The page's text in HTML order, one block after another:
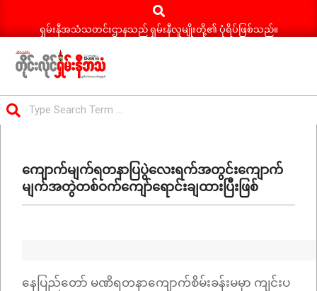
Search
ရှမ်းနီအသံသတင်းဌာနသည် ရှမ်းနီလူမျိုးတို့၏ ပုံရိပ်ဖြစ်သည်။
ရှမ်း
နီ
သတင်း
Menuကျောက်မျက်ရတနာပြပွဲလေးရက်အတွင်းကျောက်
မျက်အတွဲတစ်ဝက်ကျော်ရောင်းချထားပြီးဖြစ်
နေပြည်တော် မဏိရတနာကျောက်စိမ်းခန်းမမှာ ကျင်းပ